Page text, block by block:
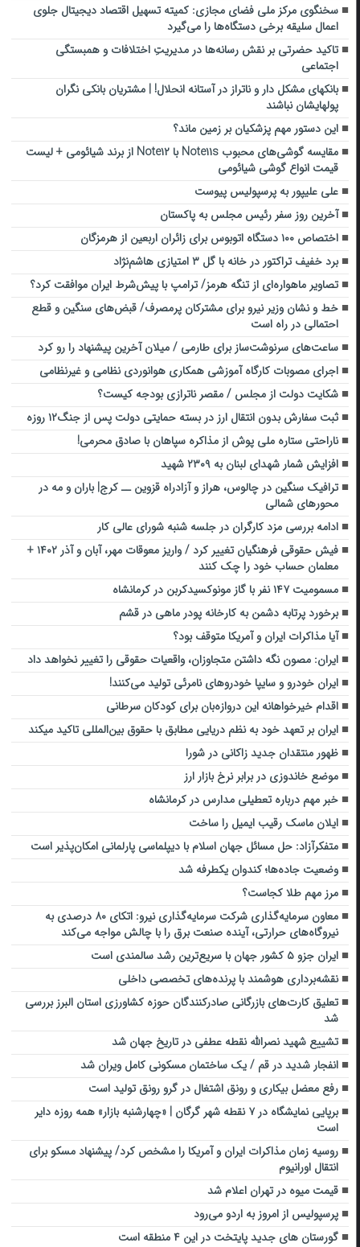
سخنگوی مرکز ملی فضای مجازی: کمیته تسهیل اقتصاد دیجیتال جلوی
اعمال سلیقه برخی دستگاه‌ها را می‌گیرد
تاکید حضرتی بر نقش رسانه‌ها در مدیریتِ اختلافات و همبستگی
اجتماعی
بانکهای مشکل دار و ناتراز در آستانه انحلال! | مشتریان بانکی نگران
پولهایشان نباشند
این دستور مهم پزشکیان بر زمین ماند؟
مقایسه گوشی‌های محبوب Note۱۱s با Note۱۲ از برند شیائومی + لیست
قیمت انواع گوشی شیائومی
علی علیپور به پرسپولیس پیوست
آخرین روز سفر رئیس مجلس به پاکستان
اختصاص ۱۰۰ دستگاه اتوبوس برای زائران اربعین از هرمزگان
برد خفیف تراکتور در خانه با گل‌ ۳ امتیازی هاشم‌نژاد
تصاویر ماهواره‌ای از تنگه هرمز/ ترامپ با پیش‌شرط ایران موافقت کرد؟
خط و نشان وزیر نیرو برای مشترکان پرمصرف/ قبض‌های سنگین و قطع
احتمالی در راه است
ساعت‌های سرنوشت‌ساز برای طارمی / میلان آخرین پیشنهاد را رو کرد
اجرای مصوبات کارگاه آموزشی همکاری هوانوردی نظامی و غیرنظامی
شکایت دولت از مجلس / مقصر ناترازی بودجه کیست؟
ثبت سفارش بدون انتقال ارز در بسته حمایتی دولت پس از جنگ۱۲ روزه
ناراحتی ستاره ملی پوش از مذاکره سپاهان با صادق محرمی!
افزایش شمار شهدای لبنان به ۲۳۰۹ شهید
ترافیک سنگین در چالوس، هراز و آزادراه قزوین ــ کرج| باران و مه‌ در
محورهای شمالی
ادامه بررسی مزد کارگران در جلسه شنبه شورای عالی کار
فیش حقوقی فرهنگیان تغییر کرد / واریز معوقات مهر، آبان و آذر ۱۴۰۲ +
معلمان حساب خود را چک کنند
مسمومیت ۱۴۷ نفر با گاز مونوکسیدکربن در کرمانشاه
برخورد پرتابه دشمن به کارخانه پودر ماهی در قشم
آیا مذاکرات ایران و آمریکا متوقف بود؟
ایران: مصون نگه داشتن متجاوزان، واقعیات حقوقی را تغییر نخواهد داد
ایران خودرو و سایپا خودروهای نامرئی تولید می‌کنند!
اقدام خیرخواهانه این دروازه‌بان برای کودکان سرطانی
ایران بر تعهد خود به نظم دریایی مطابق با حقوق بین‌المللی تاکید میکند
ظهور منتقدان جدید زاکانی در شورا
موضع خاندوزی در برابر نرخ بازار ارز
خبر مهم درباره تعطیلی مدارس در کرمانشاه
ایلان ماسک رقیب ایمیل را ساخت
متفکرآزاد: حل مسائل جهان اسلام با دیپلماسی پارلمانی امکان‌پذیر است
وضعیت جاده‌ها؛ کندوان یکطرفه شد
مرز مهم طلا کجاست؟
معاون سرمایه‌گذاری شرکت سرمایه‌گذاری نیرو: اتکای ۸۰ درصدی به
نیروگاه‌های حرارتی، آینده صنعت برق را با چالش مواجه می‌کند
ایران جزو ۵ کشور جهان با سریع‌ترین رشد سالمندی است
نقشه‌برداری هوشمند با پرنده‌های تخصصی داخلی
تعلیق کارت‌های بازرگانی صادرکنندگان حوزه کشاورزی استان البرز بررسی
شد
تشییع شهید نصرالله نقطه عطفی در تاریخ جهان شد
انفجار شدید در قم / یک ساختمان مسکونی کامل ویران شد
رفع معضل بیکاری و رونق اشتغال در گرو رونق تولید است
برپایی نمایشگاه در ۷ نقطه شهر گرگان | «چهارشنبه بازار» همه روزه دایر
است
روسیه زمان مذاکرات ایران و آمریکا را مشخص کرد/ پیشنهاد مسکو برای
انتقال اورانیوم
قیمت میوه در تهران اعلام شد
پرسپولیس از امروز به اردو می‌رود
گورستان های جدید پایتخت در این ۴ منطقه است